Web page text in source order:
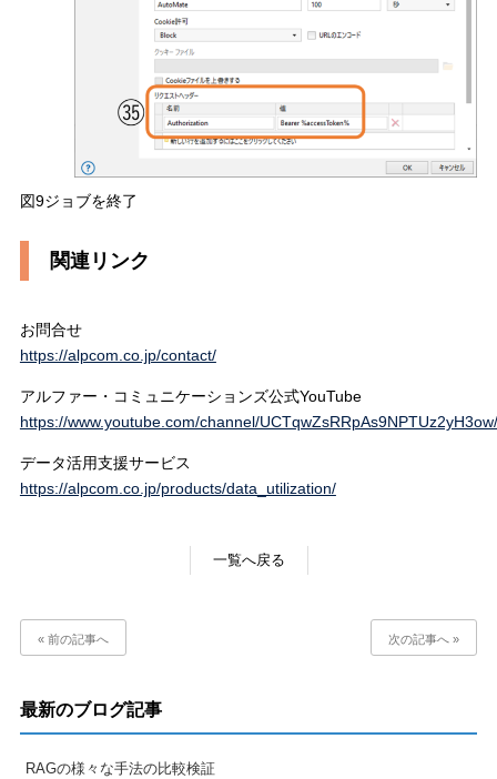
図9ジョブを終了
関連リンク
お問合せ
https://alpcom.co.jp/contact/
アルファー・コミュニケーションズ公式YouTube
https://www.youtube.com/channel/
データ活用支援サービス
https://alpcom.co.jp/products/data_utilization/
一覧へ戻る
« 前の記事へ 次の記事へ »
最新のブログ記事
RAGの様々な手法の比較検証